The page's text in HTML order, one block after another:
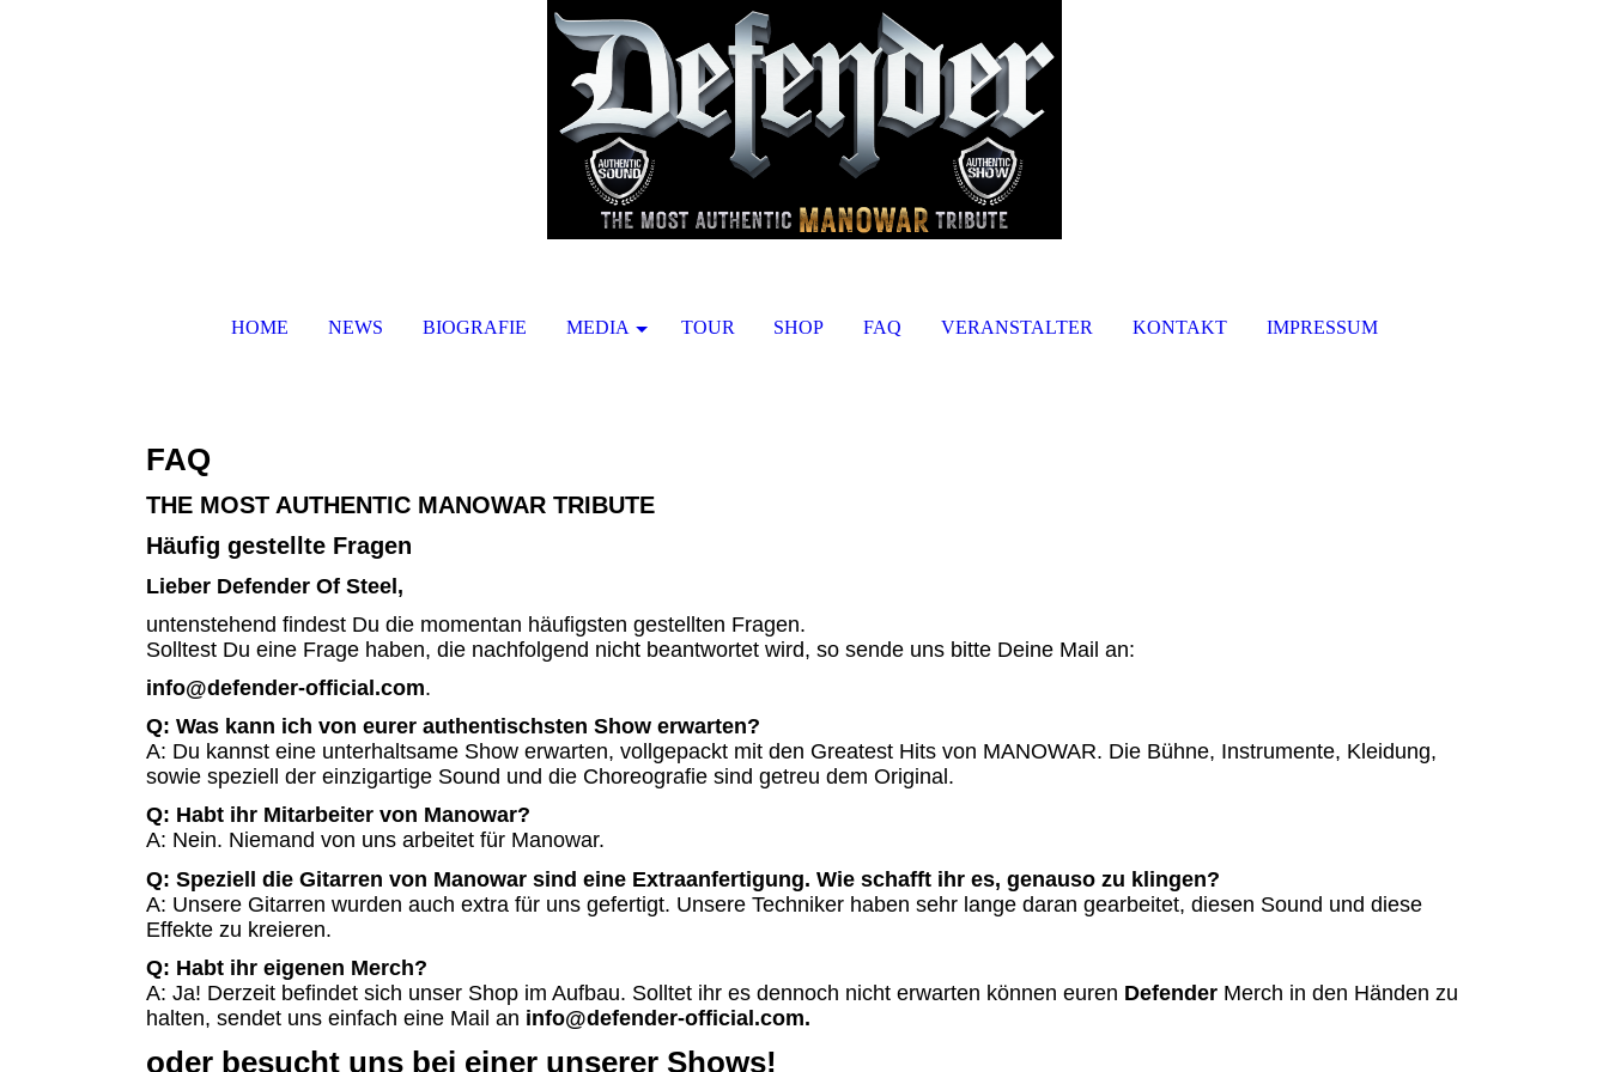
HOME NEWS BIOGRAFIE MEDIA TOUR SHOP FAQ VERANSTALTER KONTAKT IMPRESSUM
FAQ
THE MOST AUTHENTIC MANOWAR TRIBUTE
Häufig gestellte Fragen
Lieber Defender Of Steel,
untenstehend findest Du die momentan häufigsten gestellten Fragen.
Solltest Du eine Frage haben, die nachfolgend nicht beantwortet wird, so sende uns bitte Deine Mail an:
info@defender-official.com.
Q: Was kann ich von eurer authentischsten Show erwarten?
A: Du kannst eine unterhaltsame Show erwarten, vollgepackt mit den Greatest Hits von MANOWAR. Die Bühne, Instrumente, Kleidung,
sowie speziell der einzigartige Sound und die Choreografie sind getreu dem Original.
Q: Habt ihr Mitarbeiter von Manowar?
A: Nein. Niemand von uns arbeitet für Manowar.
Q: Speziell die Gitarren von Manowar sind eine Extraanfertigung. Wie schafft ihr es, genauso zu klingen?
A: Unsere Gitarren wurden auch extra für uns gefertigt. Unsere Techniker haben sehr lange daran gearbeitet, diesen Sound und diese
Effekte zu kreieren.
Q: Habt ihr eigenen Merch?
A: Ja! Derzeit befindet sich unser Shop im Aufbau. Solltet ihr es dennoch nicht erwarten können euren Defender Merch in den Händen zu
halten, sendet uns einfach eine Mail an info@defender-official.com.
oder besucht uns bei einer unserer Shows!